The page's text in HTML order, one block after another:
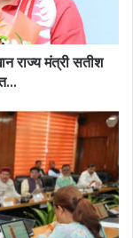
राज्य मंत्री सतीश